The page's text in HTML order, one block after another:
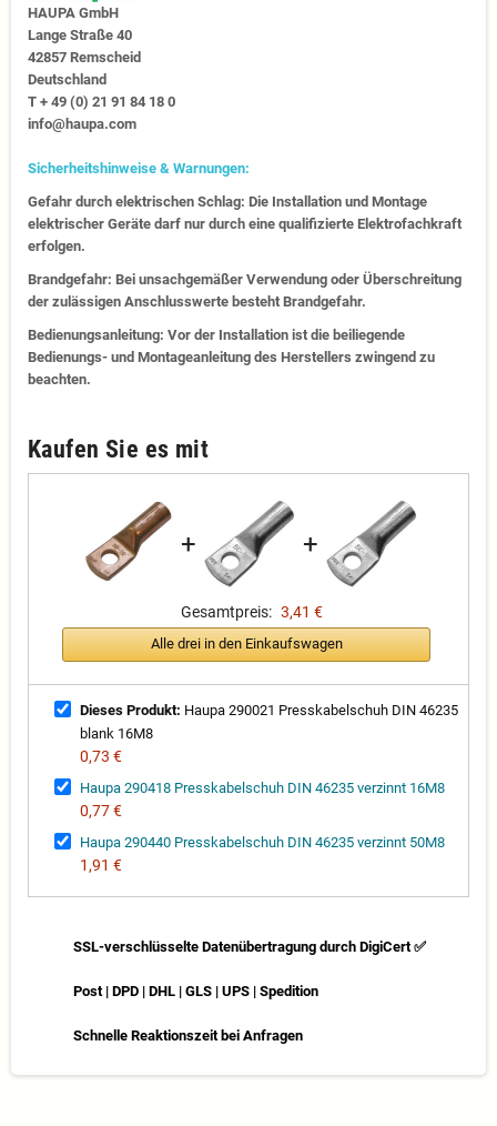
HAUPA GmbH
Lange Straße 40
42857 Remscheid
Deutschland
T + 49 (0) 21 91 84 18 0
info@haupa.com
Sicherheitshinweise & Warnungen:
Gefahr durch elektrischen Schlag: Die Installation und Montage
elektrischer Geräte darf nur durch eine qualifizierte Elektrofachkraft
erfolgen.
Brandgefahr: Bei unsachgemäßer Verwendung oder Überschreitung
der zulässigen Anschlusswerte besteht Brandgefahr.
Bedienungsanleitung: Vor der Installation ist die beiliegende
Bedienungs- und Montageanleitung des Herstellers zwingend zu
beachten.
Kaufen Sie es mit
+ +
Gesamtpreis: 3,41 €
Alle drei in den Einkaufswagen
Dieses Produkt: Haupa 290021 Presskabelschuh DIN 46235
blank 16M8
0,73 €
Haupa 290418 Presskabelschuh DIN 46235 verzinnt 16M8
0,77 €
Haupa 290440 Presskabelschuh DIN 46235 verzinnt 50M8
1,91 €
SSL-verschlüsselte Datenübertragung durch DigiCert ✅
Post | DPD | DHL | GLS | UPS | Spedition
Schnelle Reaktionszeit bei Anfragen